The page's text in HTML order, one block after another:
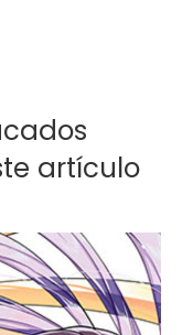
artículo